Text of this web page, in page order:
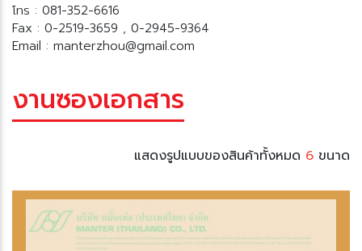
ทร : 081-352-6616
Fax : 0-2519-3659 , 0-2945-9364
Email : manterzhou@gmail.com
งานซองเอกสาร
สดงรูปแบบของสินค้าทั้งหมด 6 ขนาด